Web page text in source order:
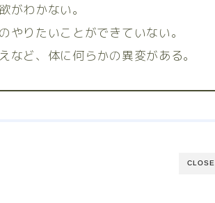
がわかない。
やりたいことができていない。
ど、体に何らかの異変がある。
CLOSE